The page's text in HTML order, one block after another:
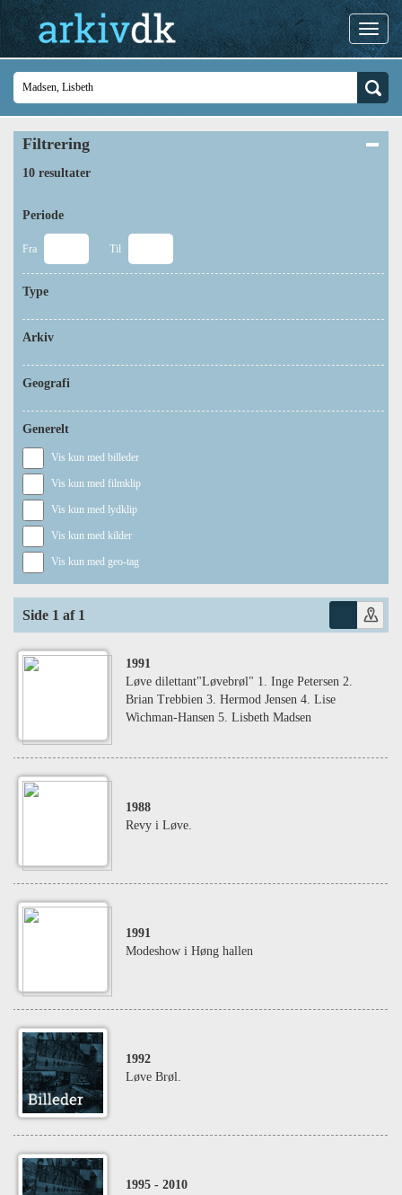
Filtrering
10 resultater
Periode
Fra Til
Type
Arkiv
Geografi
Generelt
Vis kun med billeder
Vis kun med filmklip
Vis kun med lydklip
Vis kun med kilder
Vis kun med geo-tag
Side 1 af 1
1991
Løve dilettant"Løvebrøl" 1. Inge Petersen 2.
Brian Trebbien 3. Hermod Jensen 4. Lise
Wichman-Hansen 5. Lisbeth Madsen
1988
Revy i Løve.
1991
Modeshow i Høng hallen
1992
Løve Brøl.
1995 - 2010